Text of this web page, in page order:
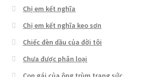
Chị em kết nghĩa
Chị em kết nghĩa keo sơn
Chiếc đèn dầu của đời tôi
Chưa được phân loại